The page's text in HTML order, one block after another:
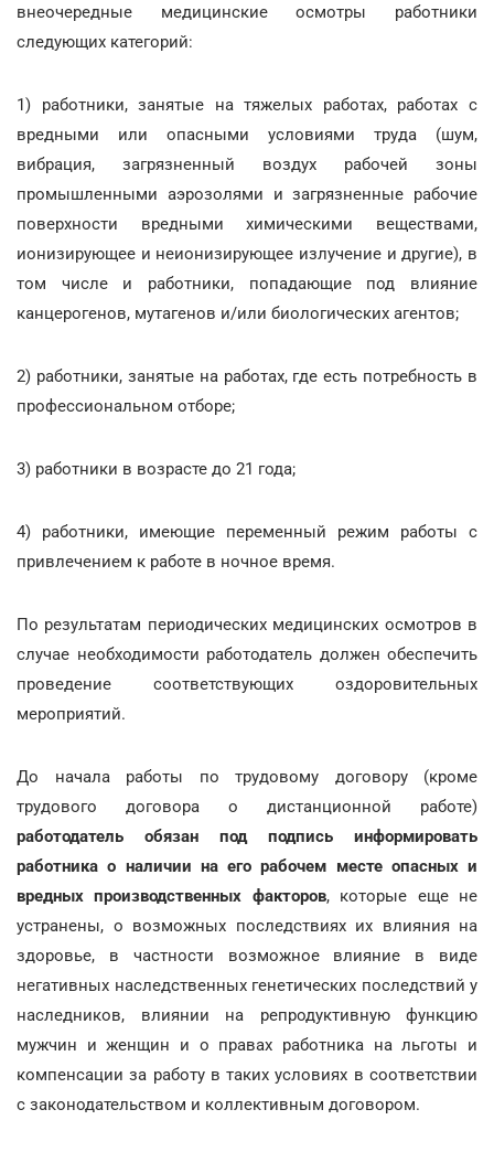
внеочередные медицинские осмотры работники
следующих категорий:
1) работники, занятые на тяжелых работах, работах с
вредными или опасными условиями труда (шум,
вибрация, загрязненный воздух рабочей зоны
промышленными аэрозолями и загрязненные рабочие
поверхности вредными химическими веществами,
ионизирующее и неионизирующее излучение и другие), в
том числе и работники, попадающие под влияние
канцерогенов, мутагенов и/или биологических агентов;
2) работники, занятые на работах, где есть потребность в
профессиональном отборе;
3) работники в возрасте до 21 года;
4) работники, имеющие переменный режим работы с
привлечением к работе в ночное время.
По результатам периодических медицинских осмотров в
случае необходимости работодатель должен обеспечить
проведение соответствующих оздоровительных
мероприятий.
До начала работы по трудовому договору (кроме
трудового договора о дистанционной работе)
работодатель обязан под подпись информировать
работника о наличии на его рабочем месте опасных и
вредных производственных факторов, которые еще не
устранены, о возможных последствиях их влияния на
здоровье, в частности возможное влияние в виде
негативных наследственных генетических последствий у
наследников, влиянии на репродуктивную функцию
мужчин и женщин и о правах работника на льготы и
компенсации за работу в таких условиях в соответствии
с законодательством и коллективным договором.